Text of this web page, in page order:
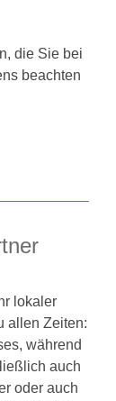
die Sie bei
beachten
lokaler
allen Zeiten:
während
auch
oder auch